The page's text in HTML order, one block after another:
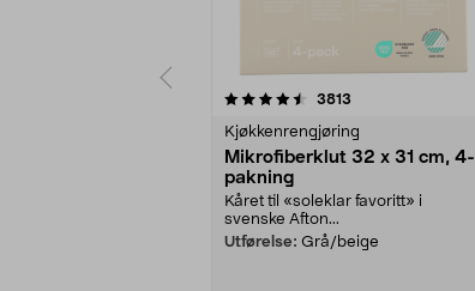
3813
Kjøkkenrengjøring
Mikrofiberklut 32 x 31 cm, 4-
pakning
Kåret til «soleklar favoritt» i
svenske Afton...
Utførelse: Grå/beige
4.5av 5 stjerner